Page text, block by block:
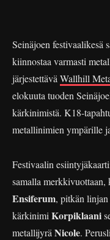
Seinäjoen festivaalikesä
kiinnostaa varmasti
järjestettävä Wallhill
elokuuta tuoden
kärkinimistä. K18-
metallinimien ympärille
Festivaalin
samalla merkkivuottaan,
Ensiferum, pitkän
kärkinimi Korpiklaani
metallijyrä Nicole.